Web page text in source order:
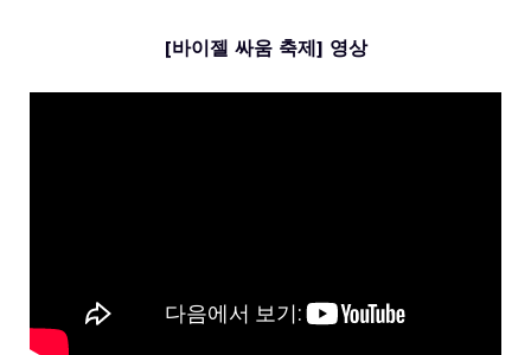
[바이젤 싸움 축제] 영상